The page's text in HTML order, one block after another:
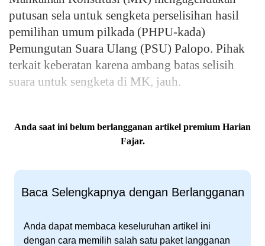
putusan sela untuk sengketa perselisihan hasil
pemilihan umum pilkada (PHPU-kada)
Pemungutan Suara Ulang (PSU) Palopo. Pihak
terkait keberatan karena ambang batas selisih
suara untuk sengketa di MK, jauh.
Anda saat ini belum berlangganan artikel premium Harian
Fajar.
Baca Selengkapnya dengan Berlangganan
Anda dapat membaca keseluruhan artikel ini
dengan cara memilih salah satu paket langganan